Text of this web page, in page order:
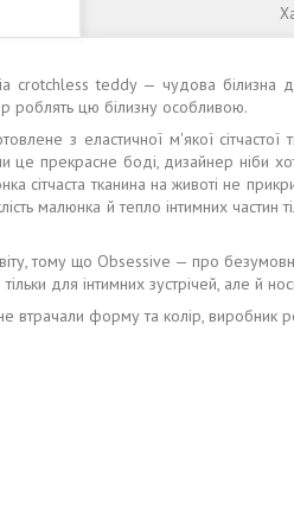
crotchless teddy — чудова білизна
роблять цю білизну особливою.
з еластичної м'якої
це прекрасне боді, дизайнер ніби
сітчаста тканина на животі не
малюнка й тепло інтимних
тому що Obsessive — про безумовну
для інтимних зустрічей, але й
втрачали форму та колір, виробник